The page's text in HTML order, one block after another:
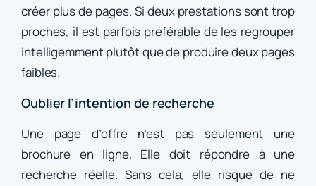
créer plus de pages. Si deux prestations sont trop
proches, il est parfois préférable de les regrouper
intelligemment plutôt que de produire deux pages
faibles.
Oublier l’intention de recherche
Une page d’offre n’est pas seulement une
brochure en ligne. Elle doit répondre à une
recherche réelle. Sans cela, elle risque de ne